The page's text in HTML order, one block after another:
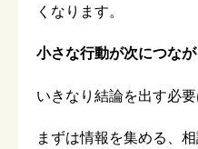
くなります。
小さな行動が次につな
いきなり結論を出す必要
まずは情報を集める、